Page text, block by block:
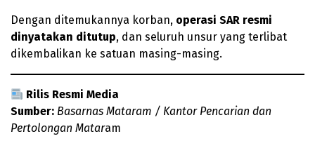
Dengan ditemukannya korban, operasi SAR resmi
dinyatakan ditutup, dan seluruh unsur yang terlibat
dikembalikan ke satuan masing-masing.
Rilis Resmi Media
Sumber: Basarnas Mataram / Kantor Pencarian dan
Pertolongan Mataram